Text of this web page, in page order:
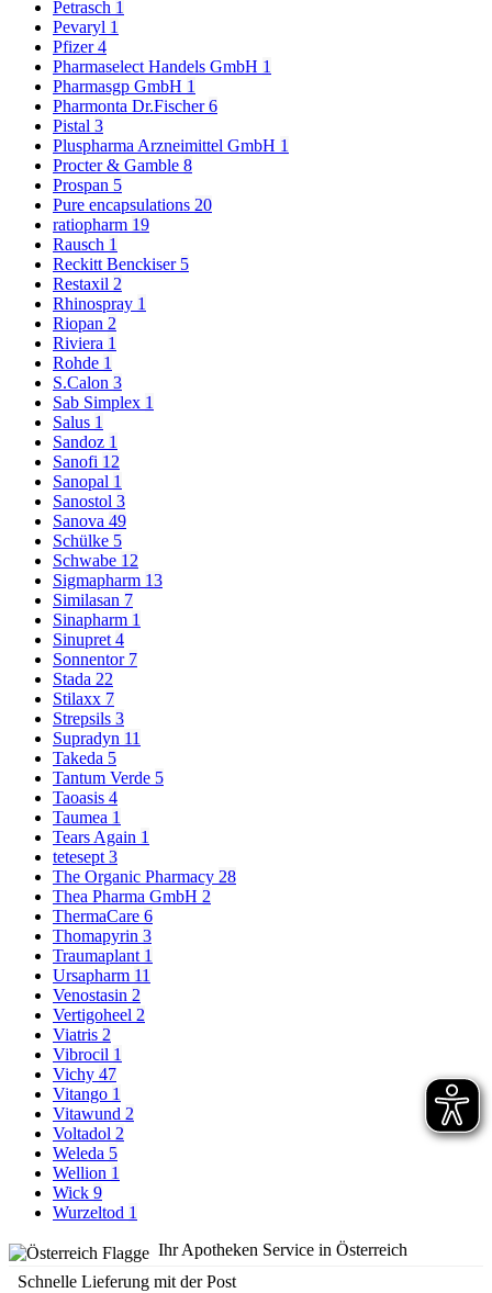
Petrasch 1
Pevaryl 1
Pfizer4
Pharmaselect Handels GmbH 1
Pharmasgp GmbH 1
Pharmonta Dr.Fischer6
Pistal 3
Pluspharma Arzneimittel GmbH 1
Procter & Gamble 8
Prospan 5
Pure encapsulations 20
ratiopharm 19
Rausch 1
Reckitt Benckiser 5
Restaxil 2
Rhinospray 1
Riopan 2
Riviera 1
Rohde 1
S.Calon 3
Sab Simplex 1
Salus 1
Sandoz 1
Sanofi 12
Sanopal 1
Sanostol 3
Sanova 49
Schülke 5
Schwabe 12
Sigmapharm 13
Similasan 7
Sinapharm 1
Sinupret 4
Sonnentor 7
Stada 22
Stilaxx 7
Strepsils 3
Supradyn 11
Takeda 5
Tantum Verde 5
Taoasis 4
Taumea 1
Tears Again 1
tetesept 3
The Organic Pharmacy 28
Thea Pharma GmbH 2
ThermaCare 6
Thomapyrin 3
Traumaplant 1
Ursapharm 11
Venostasin 2
Vertigoheel 2
Viatris 2
Vibrocil 1
Vichy 47
Vitango 1
Vitawund 2
Voltadol 2
Weleda 5
Wellion 1
Wick 9
Wurzeltod 1
Ihr Apotheken Service in Österreich
Schnelle Lieferung mit der Post